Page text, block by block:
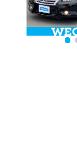
走行距
離
排気